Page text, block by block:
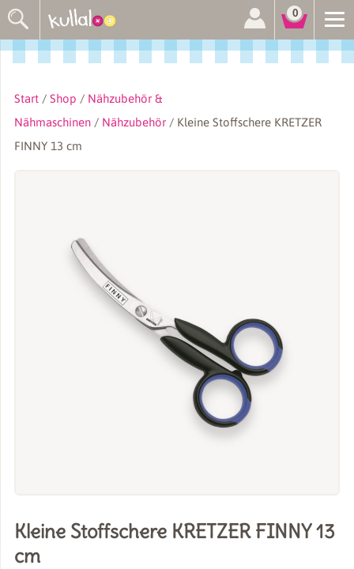
0
Suchen
nach:
Start/ Shop / Nähzubehör &
Nähmaschinen/ Nähzubehör/ Kleine Stoffschere KRETZER
FINNY 13 cm
Kleine Stoffschere KRETZER FINNY 13
cm